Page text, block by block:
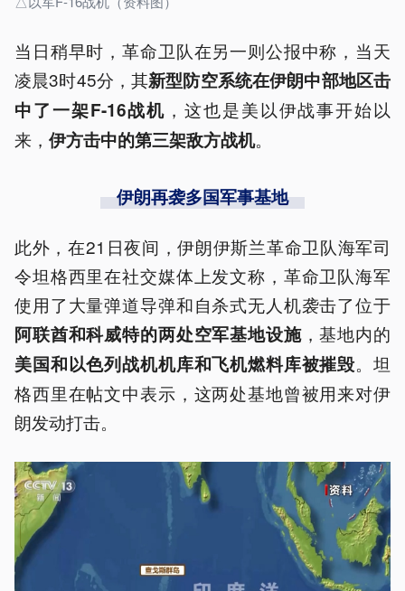
当日稍早时，革命卫队在另一则公报中称，当天
凌晨3时45分，其新型防空系统在伊朗中部地区击
中了一架F-16战机 ，这也是美以伊战事开始以
来， 伊方击中的第三架敌方战机。
伊朗再袭多国军事基地
此外，在21日夜间，伊朗伊斯兰革命卫队海军司
令坦格西里在社交媒体上发文称，革命卫队海军
使用了大量弹道导弹和自杀式无人机袭击了位于
阿联酋和科威特的两处空军基地设施，基地内的
美国和以色列战机机库和飞机燃料库被摧毁。坦
格西里在帖文中表示，这两处基地曾被用来对伊
朗发动打击。